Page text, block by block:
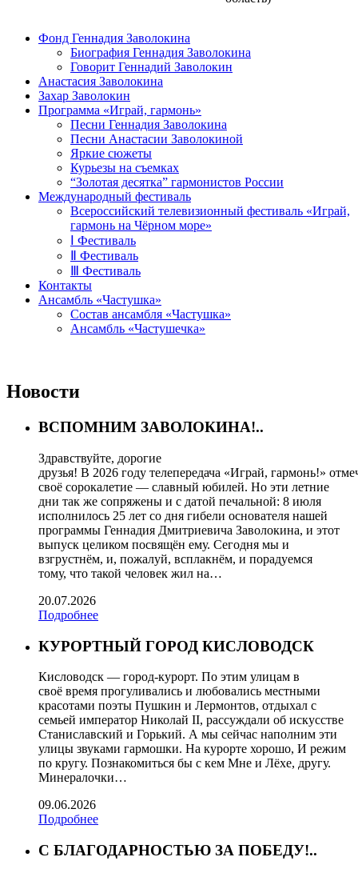
Фонд Геннадия Заволокина
Биография Геннадия Заволокина
Говорит Геннадий Заволокин
Анастасия Заволокина
Захар Заволокин
Программа «Играй, гармонь»
Песни Геннадия Заволокина
Песни Анастасии Заволокиной
Яркие сюжеты
Курьезы на съемках
“Золотая десятка” гармонистов России
Международный фестиваль
Всероссийский телевизионный фестиваль «Играй,
гармонь на Чёрном море»
Ⅰ Фестиваль
Ⅱ Фестиваль
Ⅲ Фестиваль
Контакты
Ансамбль «Частушка»
Состав ансамбля «Частушка»
Ансамбль «Частушечка»
Новости
ВСПОМНИМ ЗАВОЛОКИНА!..
Здравствуйте, дорогие
друзья! В 2026 году телепередача «Играй, гармонь!»
своё сорокалетие — славный юбилей. Но эти летние
дни так же сопряжены и с датой печальной: 8 июля
исполнилось 25 лет со дня гибели основателя нашей
программы Геннадия Дмитриевича Заволокина, и этот
выпуск целиком посвящён ему. Сегодня мы и
взгрустнём, и, пожалуй, всплакнём, и порадуемся
тому, что такой человек жил на…
20.07.2026
Подробнее
КУРОРТНЫЙ ГОРОД КИСЛОВОДСК
Кисловодск — город-курорт. По этим улицам в
своё время прогуливались и любовались местными
красотами поэты Пушкин и Лермонтов, отдыхал с
семьей император Николай II, рассуждали об искусстве
Станиславский и Горький. А мы сейчас наполним эти
улицы звуками гармошки. На курорте хорошо, И режим
по кругу. Познакомиться бы с кем Мне и Лёхе, другу.
Минералочки…
09.06.2026
Подробнее
С БЛАГОДАРНОСТЬЮ ЗА ПОБЕДУ!..